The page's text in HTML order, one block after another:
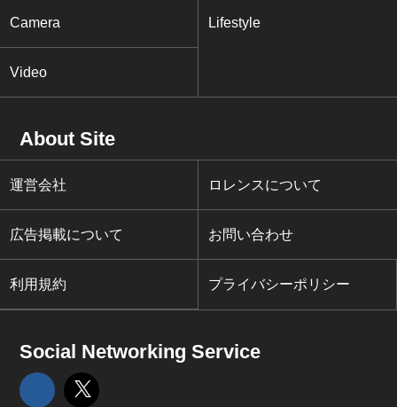
Camera Lifestyle
Video
About Site
運営会社 ロレンスについて
広告掲載について お問い合わせ
利用規約 プライバシーポリシー
Social Networking Service